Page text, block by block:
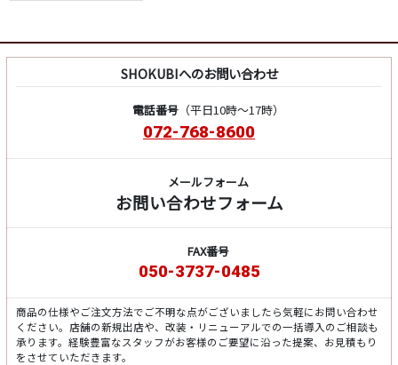
SHOKUBIへのお問い合わせ
電話番号（平日10時～17時）
072-768-8600
メールフォーム
お問い合わせフォーム
FAX番号
050-3737-0485
商品の仕様やご注文方法でご不明な点がございましたら気軽にお問い合わせ
ください。店舗の新規出店や、改装・リニューアルでの一括導入のご相談も
承ります。経験豊富なスタッフがお客様のご要望に沿った提案、お見積もり
をさせていただきます。